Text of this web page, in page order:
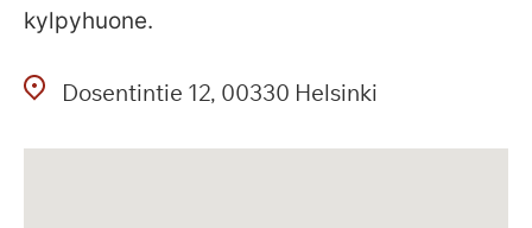
kylpyhuone.
Dosentintie 12 00330 Helsinki